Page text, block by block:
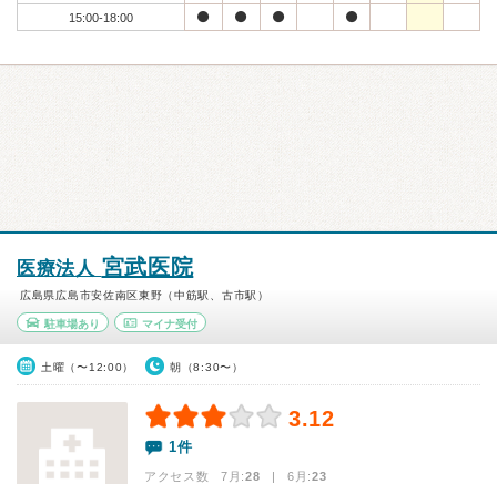
15:00-18:00
医療法人 宮武医院
広島県広島市安佐南区東野（中筋駅、古市駅）
駐車場あり マイナ受付
土曜（〜12:00） 朝（8:30〜）
3.12
1件
アクセス数 7月:28 | 6月:23